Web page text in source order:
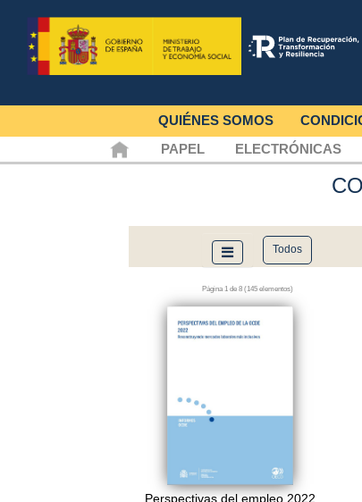
QUIÉNES SOMOS
PAPEL
ELECTRÓNICAS
Todos
Página 1 de 8 (145 elementos)
Perspectivas del empleo 2022